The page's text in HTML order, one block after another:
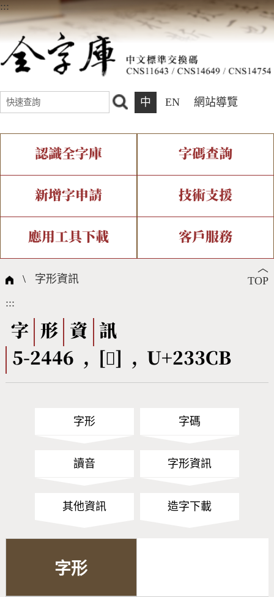
:::
中 EN 網站導覽
認識全字庫
全字庫介紹 全字庫現況
中文碼介紹 專有名詞介紹
國際字碼相關組織
字碼查詢
IDS查詢 部件查詢
複合查詢 注音查詢
筆畫查詢
筆順序查詢
CNS查詢 Unicode查詢
新增字申請
新字申請處理流程
技術支援
字形即時顯示 造字解決方案
全字庫授權 轉碼Web Service
應用工具下載
個人電腦造字處理工具
字形下載
客戶服務
問題集
熱門查詢統計
︿
TOP
\ 字形資訊
:::
字 形 資
訊
5-2446 , [𣏋] , U+233CB
字形 字碼
讀音 字形資訊
其他資訊 造字下載
字形